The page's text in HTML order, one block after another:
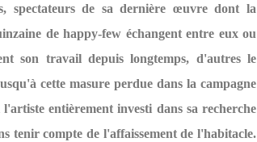
spectateurs de sa dernière œuvre dont la
de happy-few échangent entre eux ou
son travail depuis longtemps, d'autres le
cette masure perdue dans la campagne
entièrement investi dans sa recherche
tenir compte de l'affaissement de l'habitacle.